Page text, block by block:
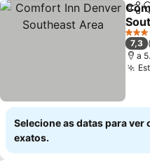
3
7,3
a
Selecione as datas para ver
exatos.